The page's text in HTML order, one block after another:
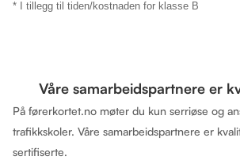
* I tillegg til tiden/kostnaden for klasse B
Våre samarbeidspartnere er
På førerkortet.no møter du kun serriøse og
trafikkskoler. Våre samarbeidspartnere er
sertifiserte.